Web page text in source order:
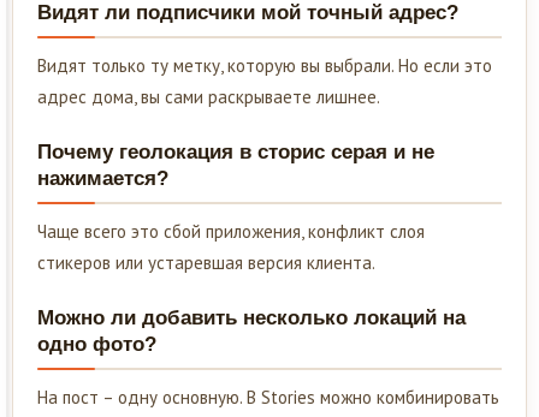
Видят ли подписчики мой точный адрес?
Видят только ту метку, которую вы выбрали. Но если это
адрес дома, вы сами раскрываете лишнее.
Почему геолокация в сторис серая и не
нажимается?
Чаще всего это сбой приложения, конфликт слоя
стикеров или устаревшая версия клиента.
Можно ли добавить несколько локаций на
одно фото?
На пост – одну основную. В Stories можно комбинировать